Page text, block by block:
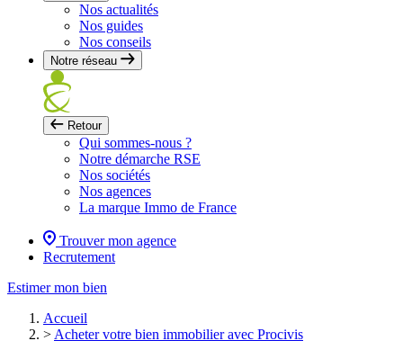
Nos actualités
Nos guides
Nos conseils
Notre réseau
Retour
Qui sommes-nous ?
Notre démarche RSE
Nos sociétés
Nos agences
La marque Immo de France
Trouver mon agence
Recrutement
Estimer mon bien
Accueil
> Acheter votre bien immobilier avec Procivis